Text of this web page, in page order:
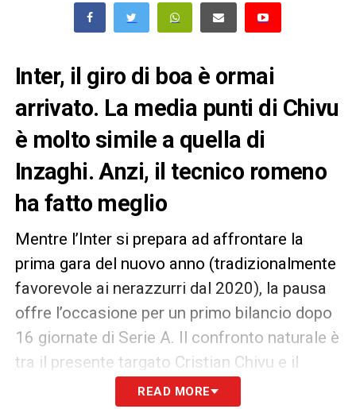
Inter, il giro di boa è ormai
arrivato. La media punti di Chivu
è molto simile a quella di
Inzaghi. Anzi, il tecnico romeno
ha fatto meglio
Mentre l’Inter si prepara ad affrontare la
prima gara del nuovo anno (tradizionalmente
favorevole ai nerazzurri dal 2020), la pausa
offre l’occasione per un primo bilancio dopo
16 giornate di Serie A. Il confronto naturale è
tra il presente targato Cristian Chivu e il
recente passato sotto la guida di Simone
READ MORE